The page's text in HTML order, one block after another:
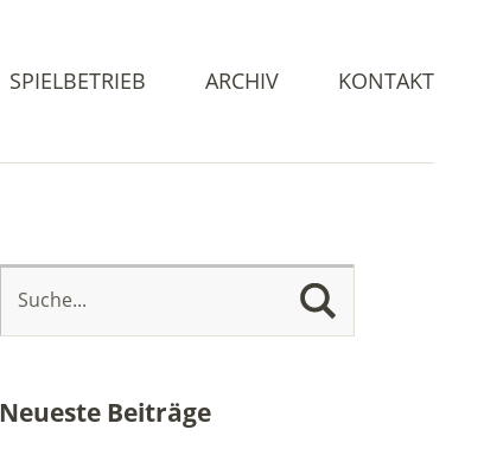
SPIELBETRIEB ARCHIV KONTAKT
Neueste Beiträge